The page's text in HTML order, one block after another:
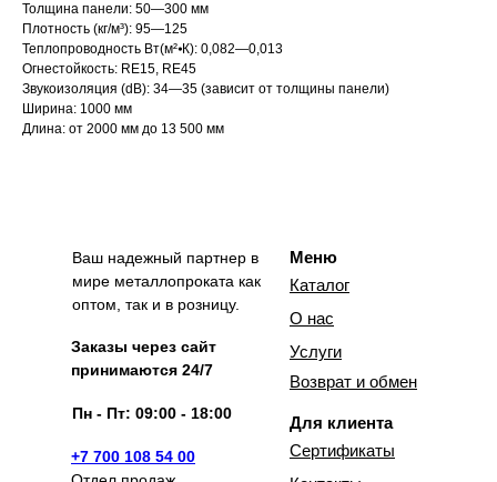
Толщина панели: 50―300 мм
Плотность (кг/м³): 95―125
Теплопроводность Вт(м²⦁К): 0,082―0,013
Огнестойкость: RE15, RE45
Звукоизоляция (dB): 34―35 (зависит от толщины панели)
Ширина: 1000 мм
Длина: от 2000 мм до 13 500 мм
Меню
Ваш надежный партнер в
мире металлопроката как
оптом, так и в розницу.
Каталог
О нас
Услуги
Для клиента
Сертификаты
+7 700 108 54 00
Заказы через сайт
принимаются 24/7
Пн - Пт: 09:00 - 18:00
Возврат и обмен